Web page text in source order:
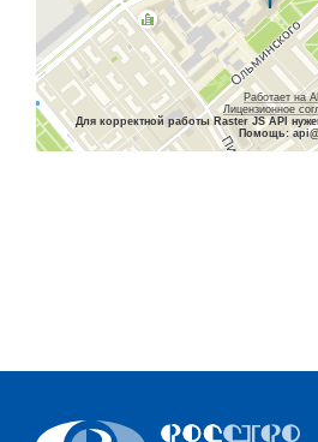
Работает на
Лицензионное
Для корректной работы Raster JS API
Помощь: